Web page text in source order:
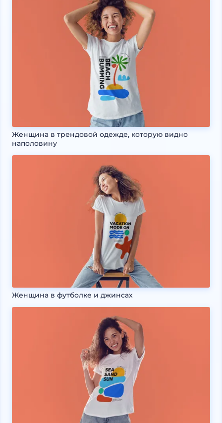
Женщина в трендовой одежде, которую видно
наполовину
Женщина в футболке и джинсах